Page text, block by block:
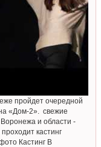
пройдет очередной
«Дом-2». свежие
и области -
кастинг
Кастинг В